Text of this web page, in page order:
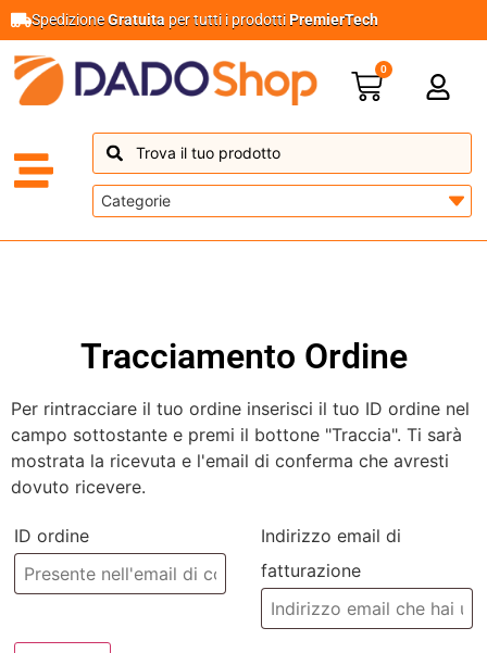
SpedizioneGratuita per tutti i prodottiPremierTech
0
Tracciamento Ordine
Per rintracciare il tuo ordine inserisci il tuo ID ordine nel
campo sottostante e premi il bottone "Traccia". Ti sarà
mostrata la ricevuta e l'email di conferma che avresti
dovuto ricevere.
ID ordine
Indirizzo email di
fatturazione